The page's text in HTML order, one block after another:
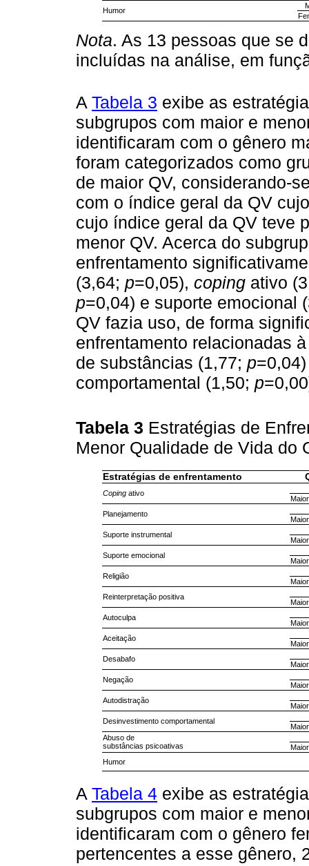
Humor
Nota. As 13 pessoas que se
incluídas na análise, em
A Tabela 3 exibe as
subgrupos com maior e
identificaram com o gênero
foram categorizados como
de maior QV, considerando-
com o índice geral da QV
cujo índice geral da QV teve
menor QV. Acerca do
enfrentamento
(3,64; p=0,05), coping ativo
p=0,04) e suporte emocional
QV fazia uso, de forma
enfrentamento relacionadas
de substâncias (1,77; p
comportamental (1,50; p
Tabela 3 Estratégias de
Menor Qualidade de Vida do
Estratégias de enfrentamento
Copingativo
Planejamento
Suporte instrumental
Suporte emocional
Religião
Reinterpretação positiva
Autoculpa
Aceitação
Desabafo
Negação
Autodistração
Desinvestimento comportamental
Abuso de
substâncias psicoativas
Humor
A Tabela 4 exibe as
subgrupos com maior e
identificaram com o gênero
pertencentes a esse gênero,